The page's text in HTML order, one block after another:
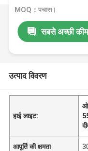
MOQ：पचास।
सबसे अच्छी
उत्पाद विवरण
हाई लाइट:
आपूर्ति की क्षमता